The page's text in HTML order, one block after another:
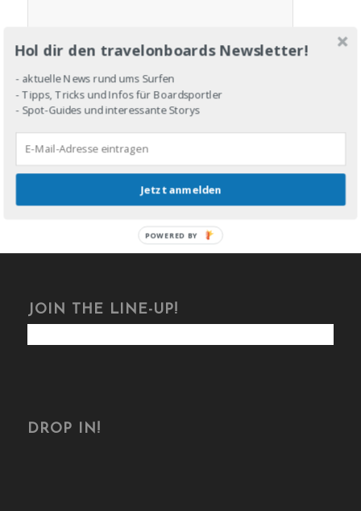
JOIN THE LINE-UP!
DROP IN!
Hol dir den travelonboards Newsletter!
- aktuelle News rund ums Surfen
- Tipps, Tricks und Infos für Boardsportler
- Spot-Guides und interessante Storys
Jetzt anmelden
POWERED BY